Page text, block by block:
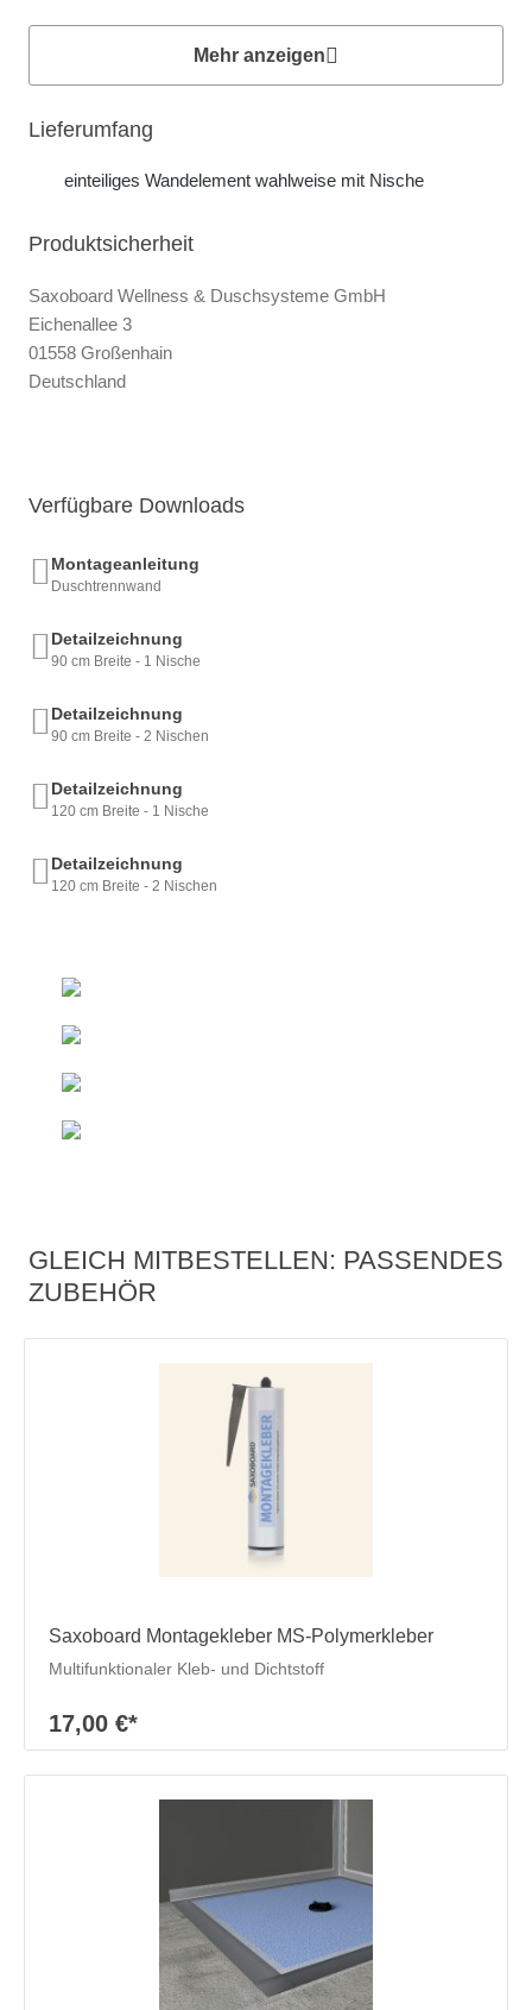
Lieferumfang
einteiliges Wandelement wahlweise mit Nische
Produktsicherheit
Saxoboard Wellness & Duschsysteme GmbH
Eichenallee 3
01558 Großenhain
Deutschland
Mehr anzeigen
Verfügbare Downloads
Montageanleitung
Duschtrennwand
Detailzeichnung
90 cm Breite - 1 Nische
Detailzeichnung
90 cm Breite - 2 Nischen
Detailzeichnung
120 cm Breite - 1 Nische
Detailzeichnung
120 cm Breite - 2 Nischen
GLEICH MITBESTELLEN: PASSENDES
ZUBEHÖR
Saxoboard Montagekleber MS-Polymerkleber
Multifunktionaler Kleb- und Dichtstoff
17,00 €*